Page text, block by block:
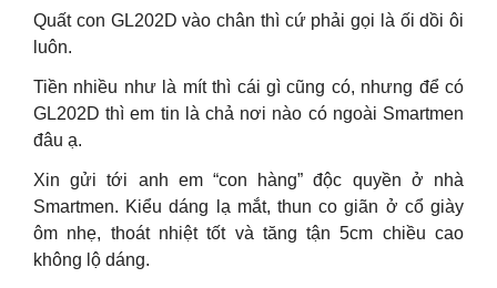
Quất con GL202D vào chân thì cứ phải gọi là ối dồi ôi
luôn.
Tiền nhiều như là mít thì cái gì cũng có, nhưng để có
GL202D thì em tin là chả nơi nào có ngoài Smartmen
đâu ạ.
Xin gửi tới anh em “con hàng” độc quyền ở nhà
Smartmen. Kiểu dáng lạ mắt, thun co giãn ở cổ giày
ôm nhẹ, thoát nhiệt tốt và tăng tận 5cm chiều cao
không lộ dáng.